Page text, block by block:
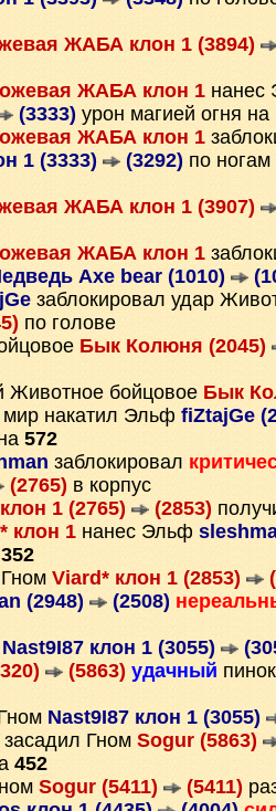
ЖАБА клон 1 (3894)
ЖАБА клон 1
(3333) урон магией огня на
ЖАБА клон 1
1 (3333)
(3292) по
ЖАБА клон 1 (3907)
ЖАБА клон 1
Axe bear (1010)
заблокировал удар
по голове
Бык Колюня (2045)
Животное бойцовое Бык
мир накатил Эльф fiZtajGe
572
заблокировал
(2765) в корпус
1 (2765) (2853)
клон 1 нанес Эльф
352
Viard* клон 1 (2853)
(2948) (2508)
Nast9I87 клон 1 (3055)
(5863) удачный
Nast9I87 клон 1 (3055)
Гном Sogur (5863)
452
Sogur (5411) (5411)